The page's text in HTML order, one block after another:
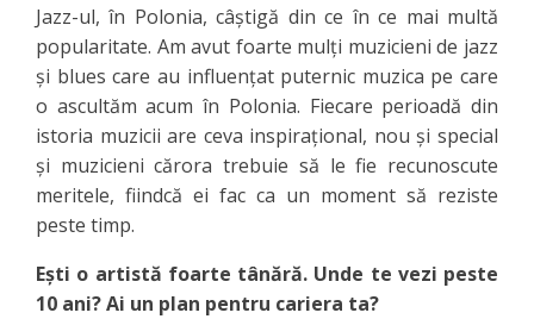
Jazz-ul, în Polonia, câștigă din ce în ce mai multă
popularitate. Am avut foarte mulți muzicieni de jazz
și blues care au influențat puternic muzica pe care
o ascultăm acum în Polonia. Fiecare perioadă din
istoria muzicii are ceva inspirațional, nou și special
și muzicieni cărora trebuie să le fie recunoscute
meritele, fiindcă ei fac ca un moment să reziste
peste timp.
Ești o artistă foarte tânără. Unde te vezi peste
10 ani? Ai un plan pentru cariera ta?